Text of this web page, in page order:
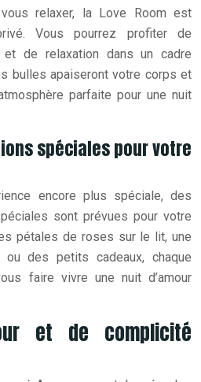
relaxer, la Love Room est
Vous pourrez profiter de
de relaxation dans un cadre
bulles apaiseront votre corps et
parfaite pour une nuit
spéciales pour votre
encore plus spéciale, des
sont prévues pour votre
pétales de roses sur le lit, une
ou des petits cadeaux, chaque
faire vivre une nuit d’amour
et de complicité